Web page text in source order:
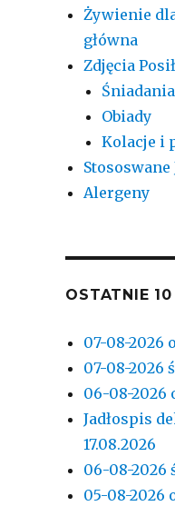
Żywienie
główna
Zdjęcia
Śniadania
Obiady
Kolacje i
Stososwane
Alergeny
OSTATNIE 10
07-08-2026
07-08-2026
06-08-2026
Jadłospis
17.08.2026
06-08-2026
05-08-2026